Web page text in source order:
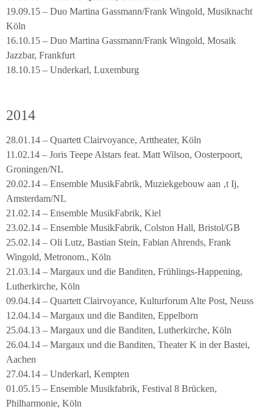
19.09.15 – Duo Martina Gassmann/Frank Wingold, Musiknacht
Köln
16.10.15 – Duo Martina Gassmann/Frank Wingold, Mosaik
Jazzbar, Frankfurt
18.10.15 – Underkarl, Luxemburg
2014
28.01.14 – Quartett Clairvoyance, Arttheater, Köln
11.02.14 – Joris Teepe Alstars feat. Matt Wilson, Oosterpoort,
Groningen/NL
20.02.14 – Ensemble MusikFabrik, Muziekgebouw aan ‚t Ij,
Amsterdam/NL
21.02.14 – Ensemble MusikFabrik, Kiel
23.02.14 – Ensemble MusikFabrik, Colston Hall, Bristol/GB
25.02.14 – Oli Lutz, Bastian Stein, Fabian Ahrends, Frank
Wingold, Metronom., Köln
21.03.14 – Margaux und die Banditen, Frühlings-Happening,
Lutherkirche, Köln
09.04.14 – Quartett Clairvoyance, Kulturforum Alte Post, Neuss
12.04.14 – Margaux und die Banditen, Eppelborn
25.04.13 – Margaux und die Banditen, Lutherkirche, Köln
26.04.14 – Margaux und die Banditen, Theater K in der Bastei,
Aachen
27.04.14 – Underkarl, Kempten
01.05.15 – Ensemble Musikfabrik, Festival 8 Brücken,
Philharmonie, Köln